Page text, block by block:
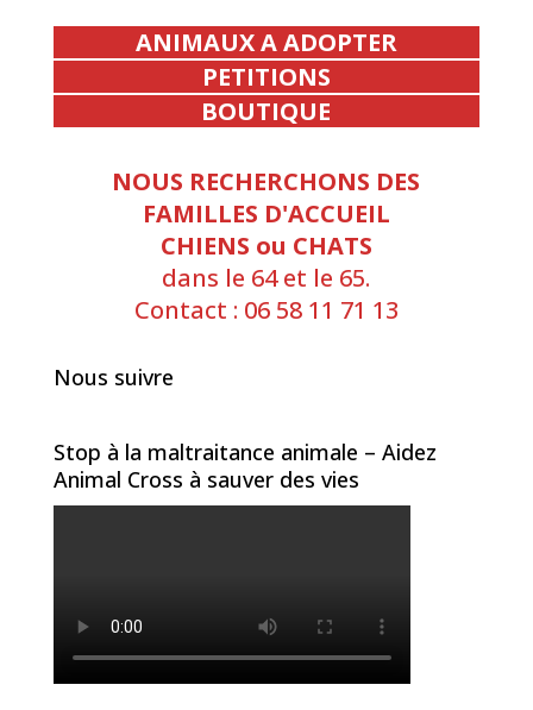
ANIMAUX A ADOPTER
PETITIONS
BOUTIQUE
NOUS RECHERCHONS DES
FAMILLES D'ACCUEIL
CHIENS ou CHATS
dans le 64 et le 65.
Contact : 06 58 11 71 13
Nous suivre
Stop à la maltraitance animale – Aidez
Animal Cross à sauver des vies